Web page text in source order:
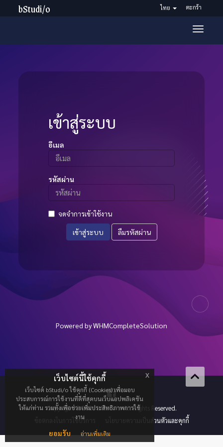
ไทย ตะกร้า
bStudi/o
เข้าสู่ระบบ
อีเมล
รหัสผ่าน
จดจำการเข้าใช้งาน
ลืมรหัสผ่าน
Powered byWHMCompleteSolution
Copyright © 2026 bStudi/o. All Rights Reserved.
ข้อตกลงในการใช้บริการ
นโยบายความเป็นส่วนตัวและคุกกี้
เว็บไซต์นี้ใช้คุกกี้
เว็บไซต์ bStudi/o ใช้คุกกี้ (Cookies) เพื่อมอบ
ประสบการณ์การใช้งานที่ดีที่สุดบนเว็บแอปพลิเคชัน
ให้แก่ท่าน รวมทั้งเพื่อช่วยเพิ่มประสิทธิภาพการใช้
งาน
ยอมรับ อ่านเพิ่มเติม
x